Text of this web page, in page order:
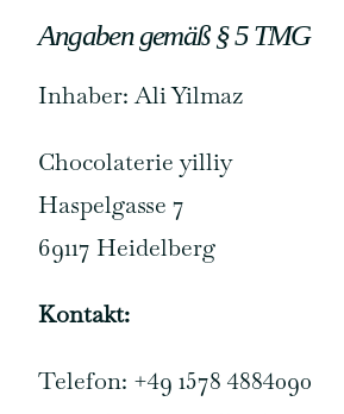
Angaben gemäß § 5 TMG
Inhaber: Ali Yilmaz
Chocolaterie yilliy
Haspelgasse 7
69117 Heidelberg
Kontakt:
Telefon: +49 1578 4884090